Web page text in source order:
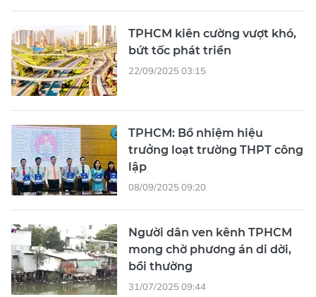
TPHCM kiên cường vượt khó,
bứt tốc phát triển
22/09/2025 03:15
TPHCM: Bổ nhiệm hiệu
trưởng loạt trường THPT công
lập
08/09/2025 09:20
Người dân ven kênh TPHCM
mong chờ phương án di dời,
bồi thường
31/07/2025 09:44